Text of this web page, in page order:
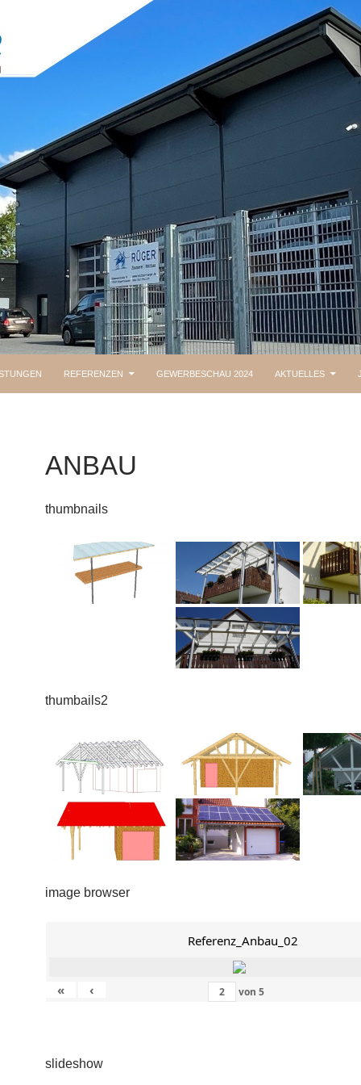
REFERENZEN GEWERBESCHAU 2024 AKTUELLES
ANBAU
thumbnails
thumbails2
image browser
Referenz_Anbau_02
« ‹ von 5
slideshow